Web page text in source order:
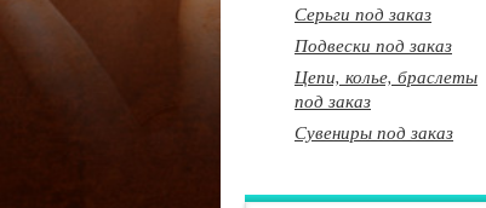
Серьги под заказ
Подвески под заказ
Цепи, колье, браслеты
под заказ
Сувениры под заказ